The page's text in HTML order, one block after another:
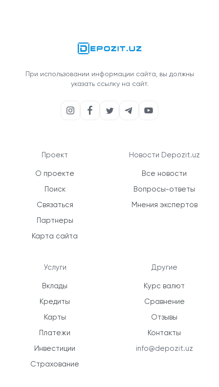
При использовании информации сайта, вы должны
указать ссылку на сайт.
Проект
О проекте
Поиск
Связаться
Партнеры
Карта сайта
Услуги
Вклады
Кредиты
Карты
Платежи
Инвестиции
Страхование
Новости Depozit.uz
Все новости
Вопросы-ответы
Мнения экспертов
Другие
Курс валют
Сравнение
Отзывы
Контакты
info@depozit.uz